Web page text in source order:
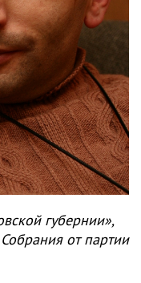
губернии»,
от партии